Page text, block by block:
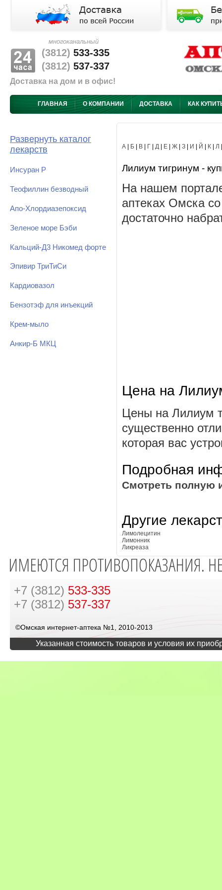
многоканальный
(3812) 533-335
(3812) 537-337
Доставка на дом и в офис!
ГЛАВНАЯ О КОМПАНИИ ДОСТАВКА КАК
Развернуть каталог
лекарств
Инсуран Р
Теофиллин безводный
Апо-Хлордиазепоксид
Зеленое море Бэби
Кальций-Д3 Никомед форте
Эпивир ТриТиСи
Кардиовазол
Бензотэф для инъекций
Крем-мыло
Анкир-Б МКЦ
А Б В Г Д Е Ж З И Й К Л
Лилиум тигринум -
На нашем
аптеках Омска
достаточно
Цена на
Цены на Лилиум
существенно
которая вас
Подробная
Смотреть полную
Другие
Лимолецитин
Лимонник
Ликреаза
+7 (3812) 533-335
+7 (3812) 537-337
©Омская интернет-аптека №1, 2010-2013
Указанная стоимость товаров и условия их